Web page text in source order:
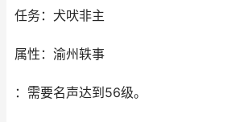
任务：犬吠非主
属性：渝州轶事
：需要名声达到56级。